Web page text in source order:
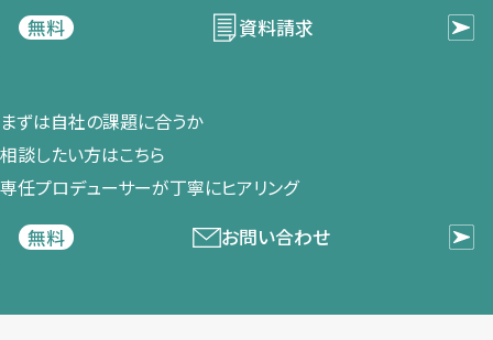
無料
資料請求
まずは​自社の​課題に​合うか​
相談したい方は​こちら
専任プロデューサーが​丁寧に​ヒアリング
無料
お問い合わせ